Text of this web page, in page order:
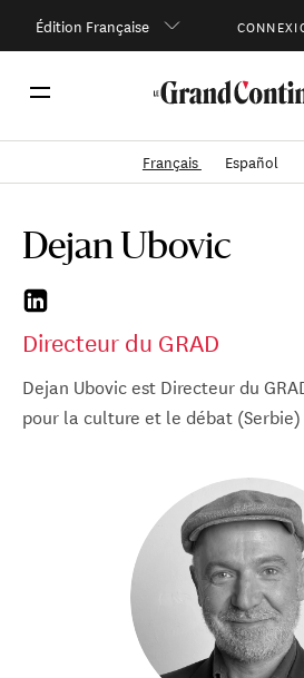
Édition Française
Français Español
Dejan Ubovic
Directeur du GRAD
Dejan Ubovic est Directeur du
pour la culture et le débat (Serbie)